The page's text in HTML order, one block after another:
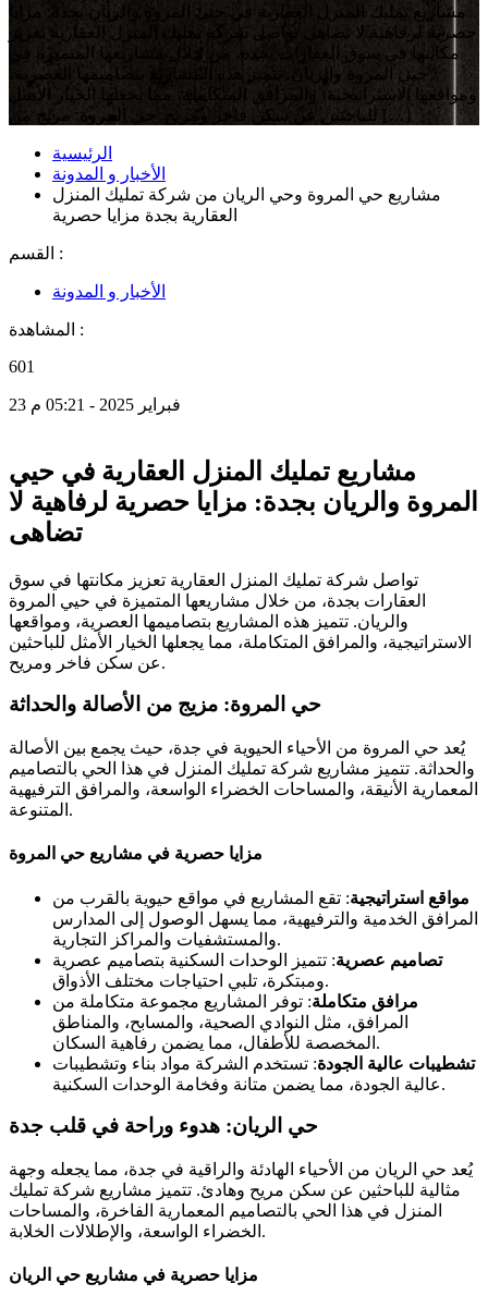
مشاريع تمليك المنزل العقارية في حيي المروة والريان بجدة: مزايا
حصرية لرفاهية لا تضاهى تواصل شركة تمليك المنزل العقارية تعزيز
مكانتها في سوق العقارات بجدة، من خلال مشاريعها المتميزة في
حيي المروة والريان. تتميز هذه المشاريع بتصاميمها العصرية،
ومواقعها الاستراتيجية، والمرافق المتكاملة، مما يجعلها الخيار الأمثل
للباحثين عن سكن فاخر ومريح. حي المروة: مزيج من […]
الرئيسية
الأخبار و المدونة
مشاريع حي المروة وحي الريان من شركة تمليك المنزل
العقارية بجدة مزايا حصرية
القسم :
الأخبار و المدونة
المشاهدة :
601
23 فبراير 2025 - 05:21 م
مشاريع تمليك المنزل العقارية في حيي
المروة والريان بجدة: مزايا حصرية لرفاهية لا
تضاهى
تواصل شركة تمليك المنزل العقارية تعزيز مكانتها في سوق
العقارات بجدة، من خلال مشاريعها المتميزة في حيي المروة
والريان. تتميز هذه المشاريع بتصاميمها العصرية، ومواقعها
الاستراتيجية، والمرافق المتكاملة، مما يجعلها الخيار الأمثل للباحثين
عن سكن فاخر ومريح.
حي المروة: مزيج من الأصالة والحداثة
يُعد حي المروة من الأحياء الحيوية في جدة، حيث يجمع بين الأصالة
والحداثة. تتميز مشاريع شركة تمليك المنزل في هذا الحي بالتصاميم
المعمارية الأنيقة، والمساحات الخضراء الواسعة، والمرافق الترفيهية
المتنوعة.
مزايا حصرية في مشاريع حي المروة
مواقع استراتيجية: تقع المشاريع في مواقع حيوية بالقرب من
المرافق الخدمية والترفيهية، مما يسهل الوصول إلى المدارس
والمستشفيات والمراكز التجارية.
تصاميم عصرية: تتميز الوحدات السكنية بتصاميم عصرية
ومبتكرة، تلبي احتياجات مختلف الأذواق.
مرافق متكاملة: توفر المشاريع مجموعة متكاملة من
المرافق، مثل النوادي الصحية، والمسابح، والمناطق
المخصصة للأطفال، مما يضمن رفاهية السكان.
تشطيبات عالية الجودة: تستخدم الشركة مواد بناء وتشطيبات
عالية الجودة، مما يضمن متانة وفخامة الوحدات السكنية.
حي الريان: هدوء وراحة في قلب جدة
يُعد حي الريان من الأحياء الهادئة والراقية في جدة، مما يجعله وجهة
مثالية للباحثين عن سكن مريح وهادئ. تتميز مشاريع شركة تمليك
المنزل في هذا الحي بالتصاميم المعمارية الفاخرة، والمساحات
الخضراء الواسعة، والإطلالات الخلابة.
مزايا حصرية في مشاريع حي الريان